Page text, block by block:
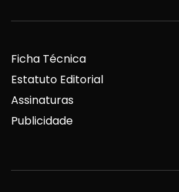
Ficha Técnica
Estatuto Editorial
Assinaturas
Publicidade